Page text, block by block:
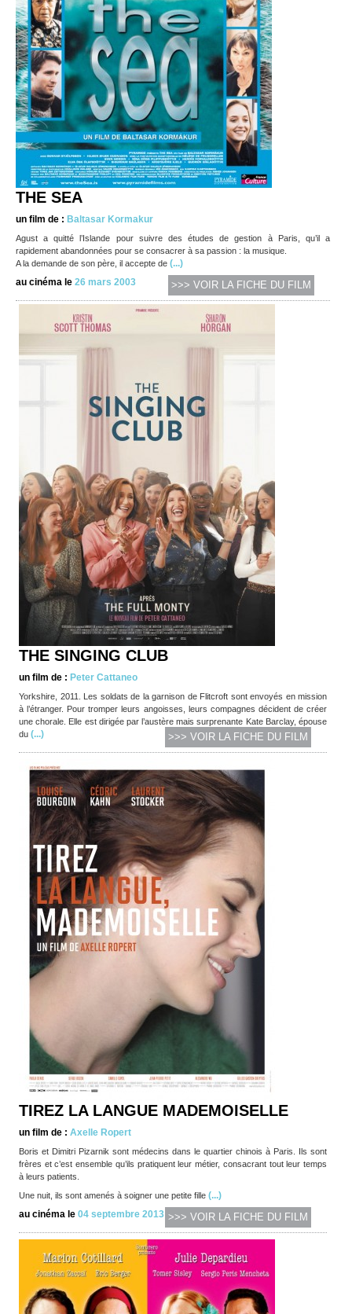
THE SEA
un film de : Baltasar Kormakur
Agust a quitté l’Islande pour suivre des études de gestion à Paris, qu’il a
rapidement abandonnées pour se consacrer à sa passion : la musique.
A la demande de son père, il accepte de (...)
au cinéma le 26 mars 2003 >>> VOIR LA FICHE DU FILM
THE SINGING CLUB
un film de : Peter Cattaneo
Yorkshire, 2011. Les soldats de la garnison de Flitcroft sont envoyés en mission
à l’étranger. Pour tromper leurs angoisses, leurs compagnes décident de créer
une chorale. Elle est dirigée par l’austère mais surprenante Kate Barclay, épouse
du (...) >>> VOIR LA FICHE DU FILM
TIREZ LA LANGUE MADEMOISELLE
un film de : Axelle Ropert
Boris et Dimitri Pizarnik sont médecins dans le quartier chinois à Paris. Ils sont
frères et c’est ensemble qu’ils pratiquent leur métier, consacrant tout leur temps
à leurs patients.
Une nuit, ils sont amenés à soigner une petite fille (...)
au cinéma le 04 septembre 2013 >>> VOIR LA FICHE DU FILM